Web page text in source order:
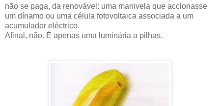
não se paga, da renovável: uma manivela que accionasse
um dínamo ou uma célula fotovoltaica associada a um
acumulador eléctrico.
Afinal, não. É apenas uma luminária a pilhas.